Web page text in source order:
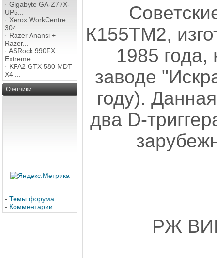
· Gigabyte GA-Z77X-
UP5...
· Xerox WorkCentre
304...
· Razer Anansi +
Razer...
· ASRock 990FX
Extreme...
· KFA2 GTX 580 MDT
X4 ...
Счетчики
- Темы форума
- Комментарии
К155ТМ2,
1985 года,
заводе
году).
два D-
РЖ